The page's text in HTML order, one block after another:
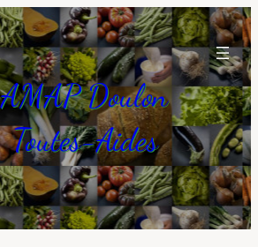
AMAP Doulon
Toutes-Aides